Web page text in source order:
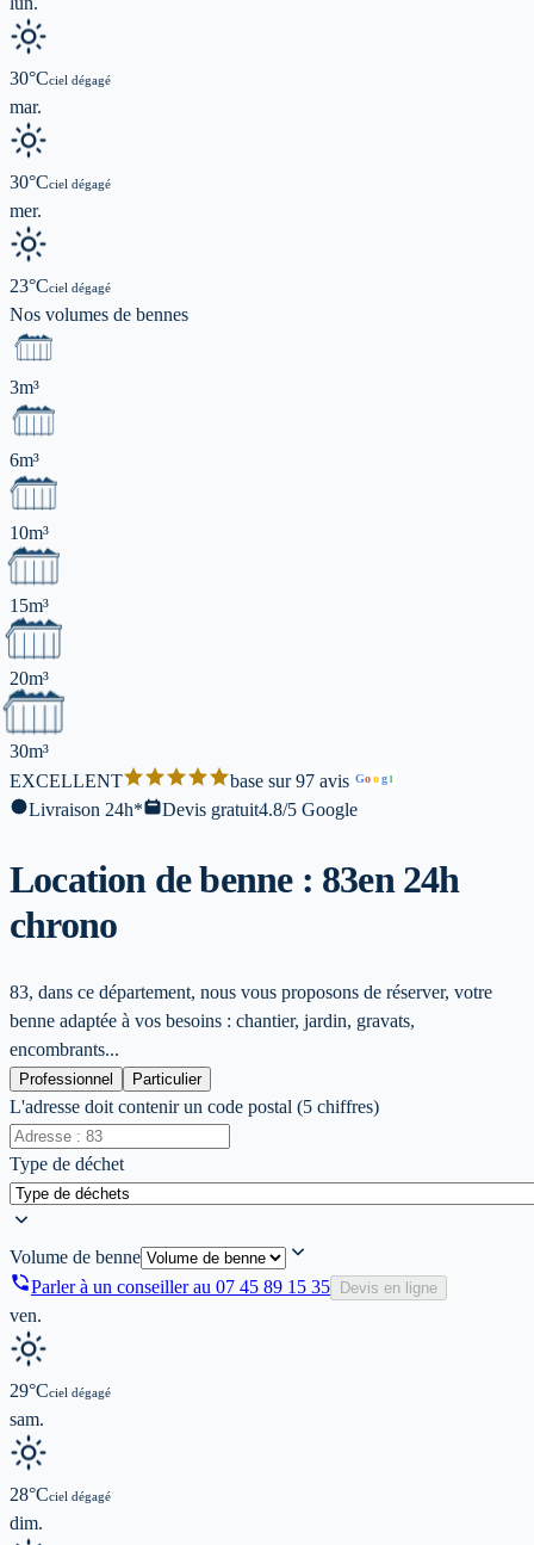
30°Cciel dégagé
mar.
30°Cciel dégagé
mer.
23°Cciel dégagé
Nos volumes de bennes
3m³
6m³
10m³
15m³
20m³
30m³
EXCELLENT
base sur 97 avis Goog l
Livraison 24h* Devis gratuit4.8/5 Google
Location de benne : 83en 24h
chrono
83, dans ce département, nous vous proposons de réserver, votre
benne adaptée à vos besoins : chantier, jardin, gravats,
encombrants...
Professionnel Particulier
L'adresse doit contenir un code postal (5 chiffres)
Type de déchet
Volume de benne
Parler à un conseiller au 07 45 89 15 35 Devis en ligne
ven.
29°Cciel dégagé
sam.
28°Cciel dégagé
dim.